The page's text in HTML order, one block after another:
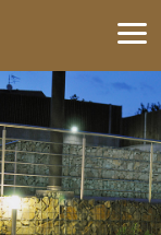
části města Brna